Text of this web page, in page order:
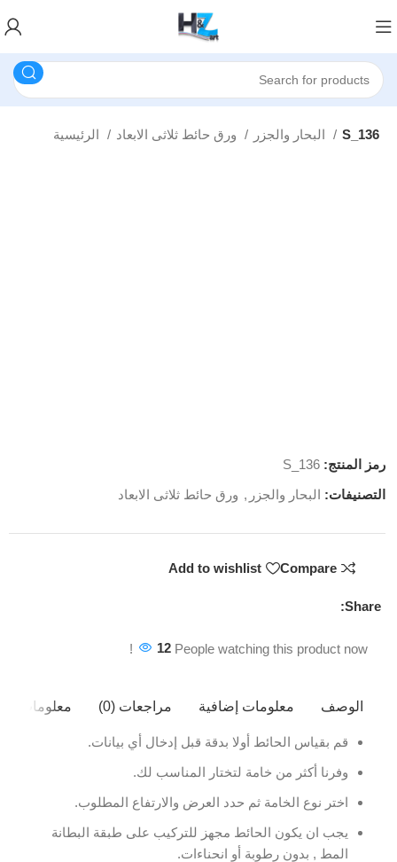
S_136
رمز المنتج:S_136
التصنيفات: البحار والجزر , ورق حائط ثلاثى الابعاد
Compare
Add to wishlist
Share:
12 People watching this product now!
الوصف معلومات إضافية مراجعات (0) معلومات
قم بقياس الحائط أولا بدقة قبل إدخال أي بيانات.
وفرنا أكثر من خامة لتختار المناسب لك.
اختر نوع الخامة ثم حدد العرض والارتفاع المطلوب.
يجب ان يكون الحائط مجهز للتركيب على طبقة البطانة
المط , بدون رطوبة أو انحناءات.